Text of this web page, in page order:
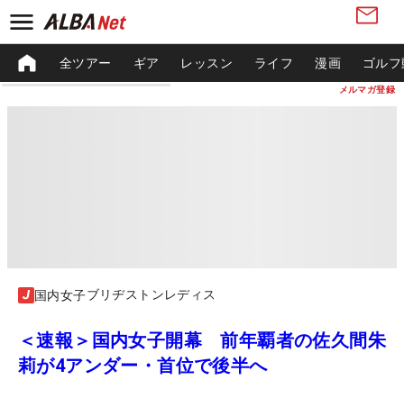
メルマガ登録
全ツアー ギア レッスン ライフ 漫画 ゴル
国内女子ブリヂストンレディス
＜速報＞国内女子開幕 前年覇者の佐久間朱
莉が4アンダー・首位で後半へ